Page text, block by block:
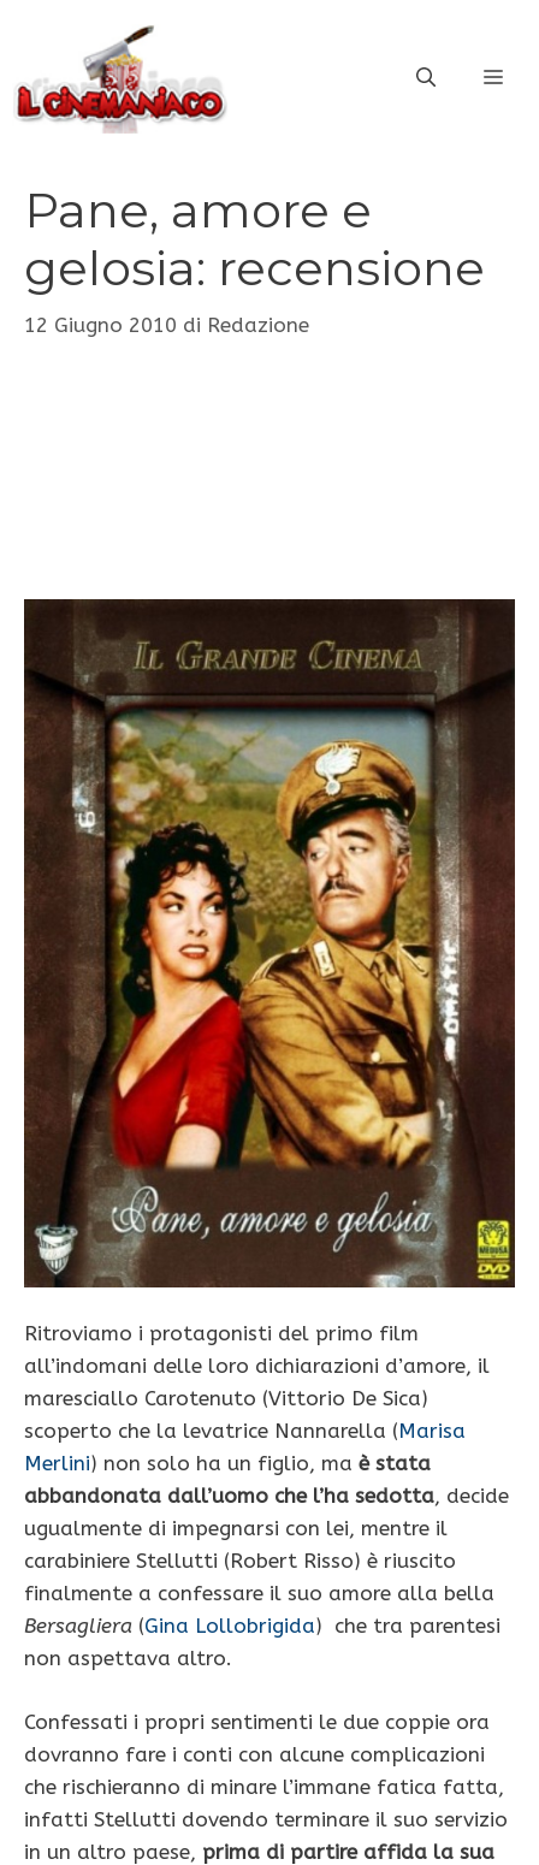
contenuto
Pane, amore e
gelosia: recensione
12 Giugno 2010 di Redazione
Ritroviamo i protagonisti del primo film
all’indomani delle loro dichiarazioni d’amore, il
maresciallo Carotenuto (Vittorio De Sica)
scoperto che la levatrice Nannarella (Marisa
Merlini) non solo ha un figlio, ma è stata
abbandonata dall’uomo che l’ha sedotta, decide
ugualmente di impegnarsi con lei, mentre il
carabiniere Stellutti (Robert Risso) è riuscito
finalmente a confessare il suo amore alla bella
Bersagliera (Gina Lollobrigida) che tra parentesi
non aspettava altro.
Confessati i propri sentimenti le due coppie ora
dovranno fare i conti con alcune complicazioni
che rischieranno di minare l’immane fatica fatta,
infatti Stellutti dovendo terminare il suo servizio
in un altro paese, prima di partire affida la sua